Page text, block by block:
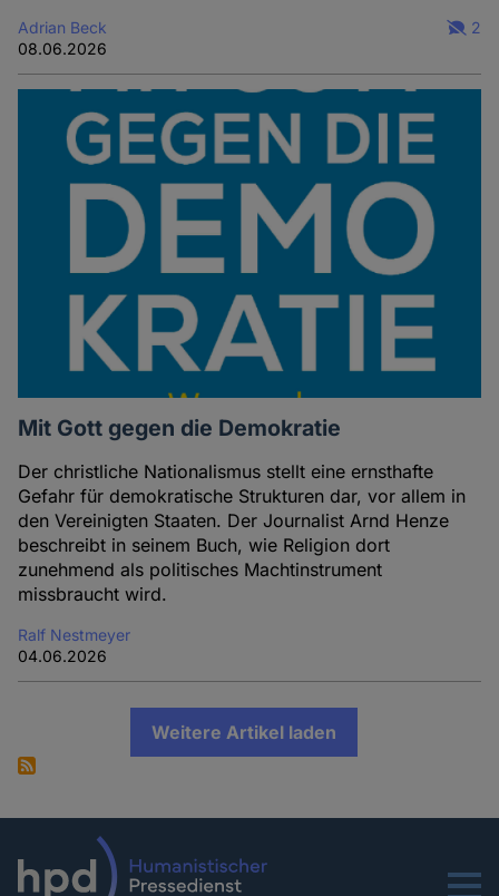
Adrian Beck
08.06.2026
2
Mit Gott gegen die Demokratie
Der christliche Nationalismus stellt eine ernsthafte
Gefahr für demokratische Strukturen dar, vor allem in
den Vereinigten Staaten. Der Journalist Arnd Henze
beschreibt in seinem Buch, wie Religion dort
zunehmend als politisches Machtinstrument
missbraucht wird.
Ralf Nestmeyer
04.06.2026
Weitere Artikel laden